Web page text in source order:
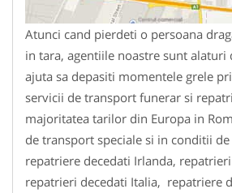
Atunci cand pierdeti o persoana
in tara, agentiile noastre sunt alaturi
ajuta sa depasiti momentele grele
servicii de transport funerar si
majoritatea tarilor din Europa in
de transport speciale si in conditii
repatriere decedati Irlanda,
repatrieri decedati Italia, repatriere